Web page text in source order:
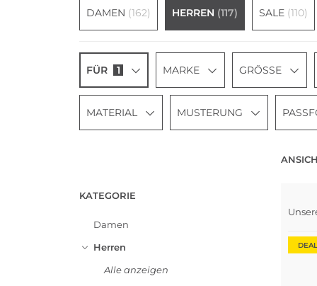
DAMEN (162) HERREN (117) SALE (110)
FÜR 1 MARKE GRÖSSE
MATERIAL MUSTERUNG
KATEGORIE
Damen
Herren
Alle anzeigen
DEAL